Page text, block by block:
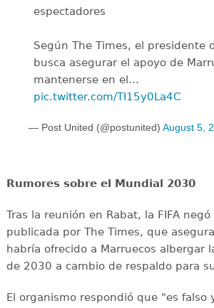
espectadores
Según The Times, el presidente
busca asegurar el apoyo de
mantenerse en el…
pic.twitter.com/TI15y0La4C
— Post United (@postunited) August 5,
Rumores sobre el Mundial 2030
Tras la reunión en Rabat, la FIFA
publicada por The Times, que
habría ofrecido a Marruecos albergar
de 2030 a cambio de respaldo para
El organismo respondió que "es falso